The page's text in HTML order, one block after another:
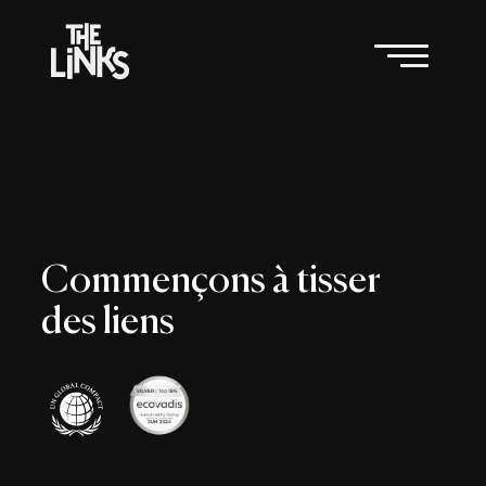
Commençons à tisser
des liens